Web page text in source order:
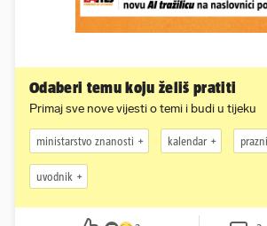
Odaberi temu koju želiš pratiti
Primaj sve nove vijesti o temi i budi u tijeku
ministarstvo znanosti kalendar
uvodnik